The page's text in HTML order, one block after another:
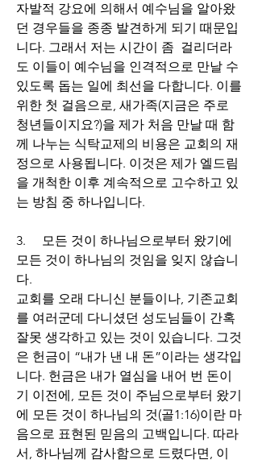
자발적 강요에 의해서 예수님을 알아왔
던 경우들을 종종 발견하게 되기 때문입
니다. 그래서 저는 시간이 좀  걸리더라
도 이들이 예수님을 인격적으로 만날 수
있도록 돕는 일에 최선을 다합니다. 이를
위한 첫 걸음으로, 새가족(지금은 주로
청년들이지요?)을 제가 처음 만날 때 함
께 나누는 식탁교제의 비용은 교회의 재
정으로 사용됩니다. 이것은 제가 엘드림
을 개척한 이후 계속적으로 고수하고 있
는 방침 중 하나입니다.
3. 모든 것이 하나님으로부터 왔기에
모든 것이 하나님의 것임을 잊지 않습니
다.
교회를 오래 다니신 분들이나, 기존교회
를 여러군데 다니셨던 성도님들이 간혹
잘못 생각하고 있는 것이 있습니다. 그것
은 헌금이 “내가 낸 내 돈”이라는 생각입
니다. 헌금은 내가 열심을 내어 번 돈이
기 이전에, 모든 것이 주님으로부터 왔기
에 모든 것이 하나님의 것(골1:16)이란 마
음으로 표현된 믿음의 고백입니다. 따라
서, 하나님께 감사함으로 드렸다면, 이